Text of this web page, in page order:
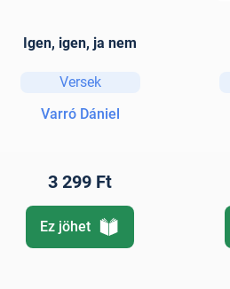
Igen, igen, ja nem
Versek
Varró Dániel
3 299 Ft
Ez jöhet